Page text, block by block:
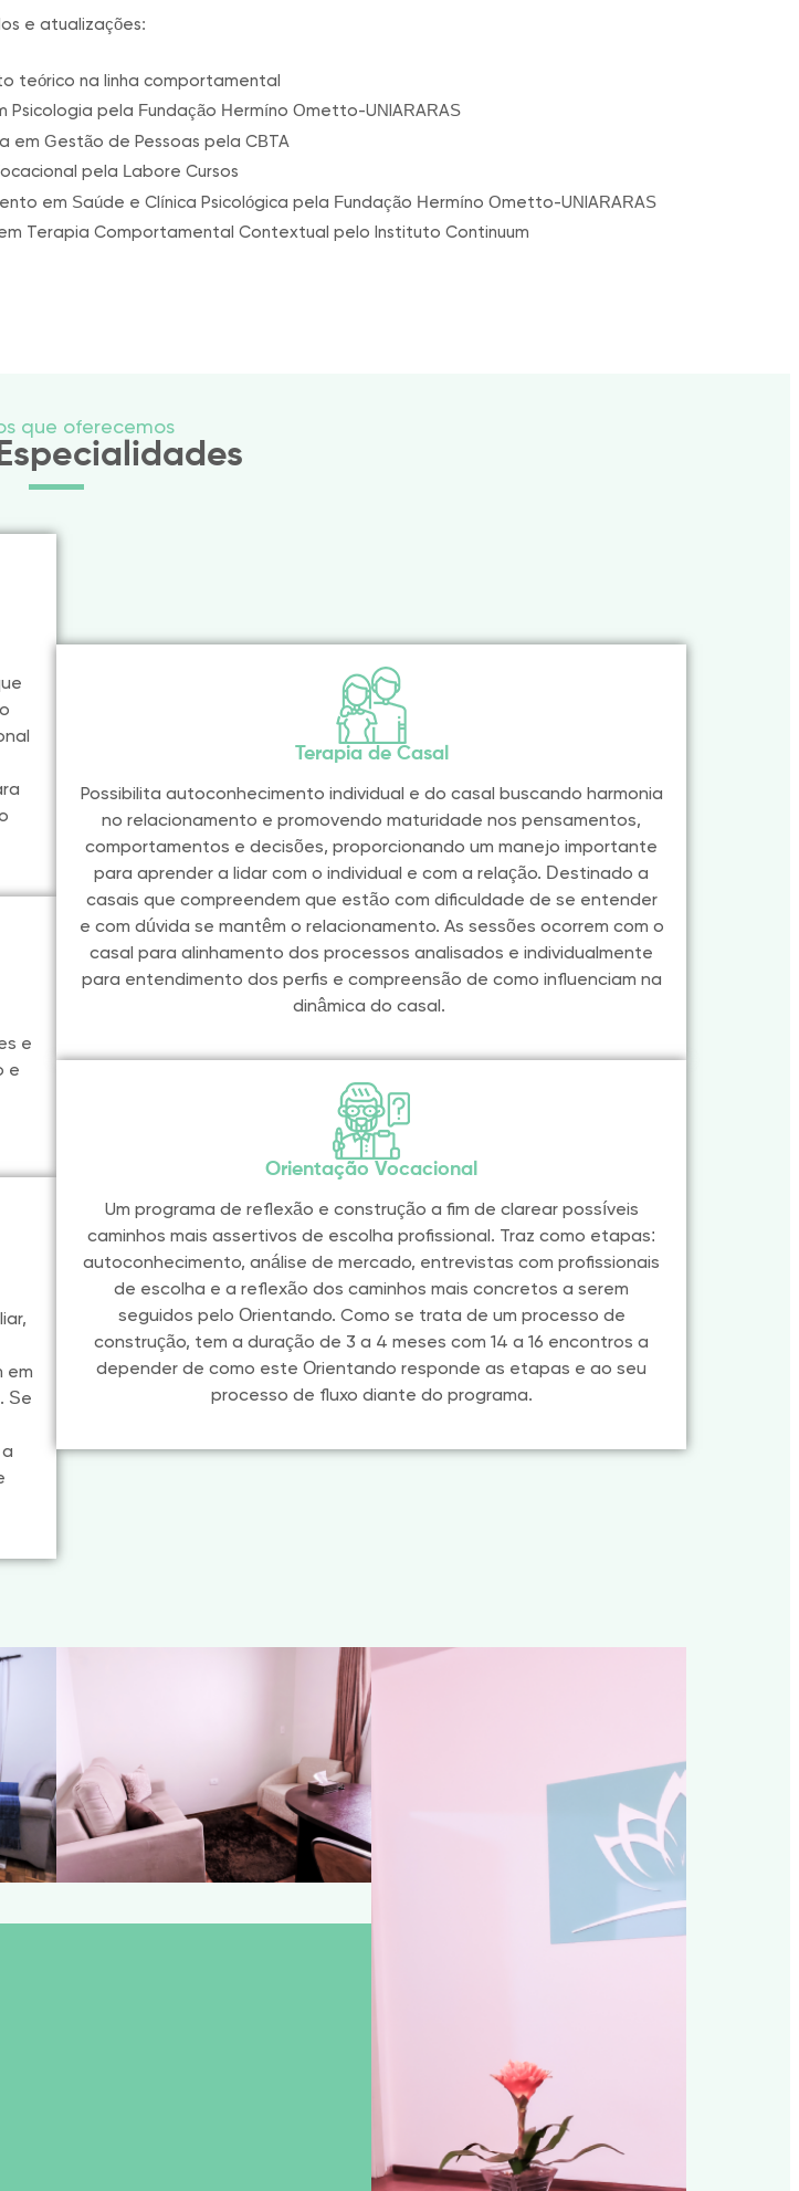
e atualizações:
teórico na linha comportamental​
Psicologia pela Fundação Hermíno Ometto-UNIARARAS
em Gestão de Pessoas pela CBTA
pela Labore Cursos
em Saúde e Clínica Psicológica pela Fundação Hermíno Ometto-UNIARARAS
Terapia Comportamental Contextual pelo Instituto Continuum
que oferecemos
e
e
em
Se
Terapia de Casal
Possibilita autoconhecimento individual e do casal buscando harmonia
no relacionamento e promovendo maturidade nos pensamentos,
comportamentos e decisões, proporcionando um manejo importante
para aprender a lidar com o individual e com a relação. Destinado a
casais que compreendem que estão com dificuldade de se entender
e com dúvida se mantêm o relacionamento. As sessões ocorrem com o
casal para alinhamento dos processos analisados e individualmente
para entendimento dos perfis e compreensão de como influenciam na
dinâmica do casal.
Orientação Vocacional
Um programa de reflexão e construção a fim de clarear possíveis
caminhos mais assertivos de escolha profissional. Traz como etapas:
autoconhecimento, análise de mercado, entrevistas com profissionais
de escolha e a reflexão dos caminhos mais concretos a serem
seguidos pelo Orientando. Como se trata de um processo de
construção, tem a duração de 3 a 4 meses com 14 a 16 encontros a
depender de como este Orientando responde as etapas e ao seu
processo de fluxo diante do programa.